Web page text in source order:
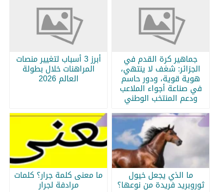
جماهير كرة القدم في
الجزائر: شغف لا ينتهي،
هوية قوية، ودور حاسم
في صناعة أجواء الملاعب
ودعم المنتخب الوطني
أبرز 3 أسباب لتغيير منصات
المراهنات خلال بطولة
العالم 2026
ما الذي يجعل خيول
ثوروبريد فريدة من نوعها؟
ما معنى كلمة جرار؟ كلمات
مرادفة لجرار